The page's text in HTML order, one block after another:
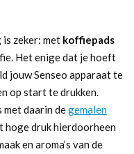
is zeker: met koffiepads
Het enige dat je hoeft
jouw Senseo apparaat te
op start te drukken.
daarin degemalen
hoge druk hierdoorheen
en aroma’s van de